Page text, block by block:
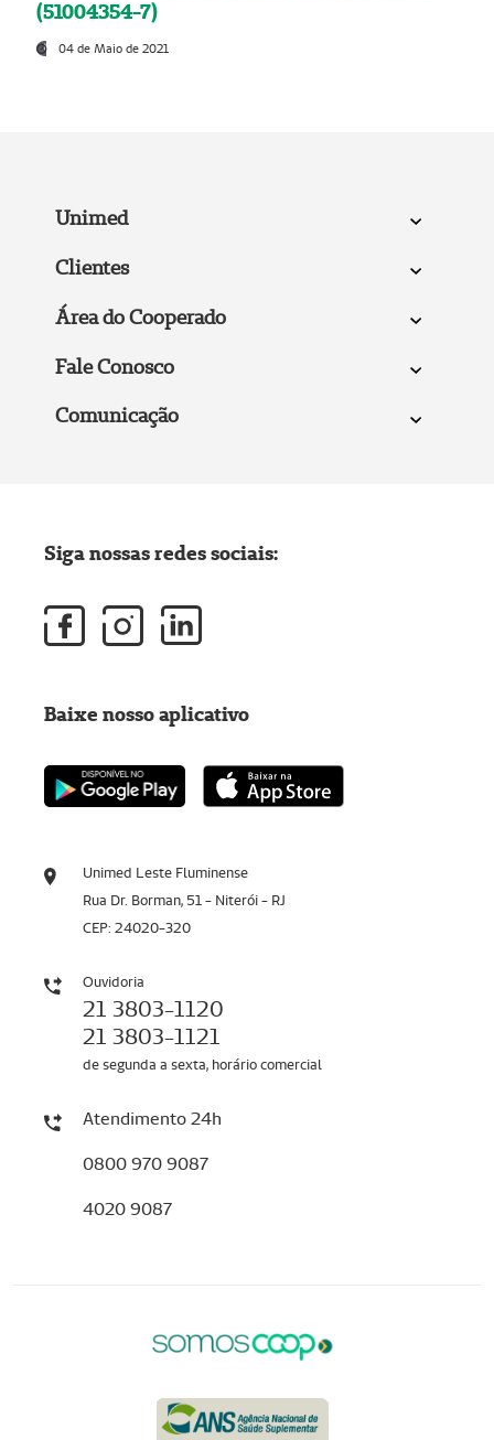
(51004354-7)
04 de Maio de 2021
Unimed
Clientes
Área do Cooperado
Fale Conosco
Comunicação
Unimed Leste Fluminense
Rua Dr. Borman, 51 - Niterói - RJ
CEP: 24020-320
Ouvidoria
21 3803-1120
21 3803-1121
de segunda a sexta, horário comercial
Atendimento 24h
0800 970 9087
4020 9087
Siga nossas redes sociais:
Baixe nosso aplicativo